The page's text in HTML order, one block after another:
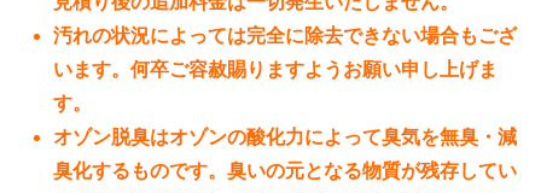
汚れの状況によっては完全に除去できない場合もござ
います。何卒ご容赦賜りますようお願い申し上げま
す。
オゾン脱臭はオゾンの酸化力によって臭気を無臭・減
臭化するものです。臭いの元となる物質が残存してい